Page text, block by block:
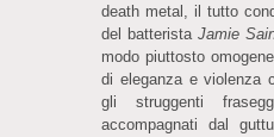
death metal, il tutto
del batteristaJamie
modo piuttosto
di eleganza e violenza
gli struggenti
accompagnati dal